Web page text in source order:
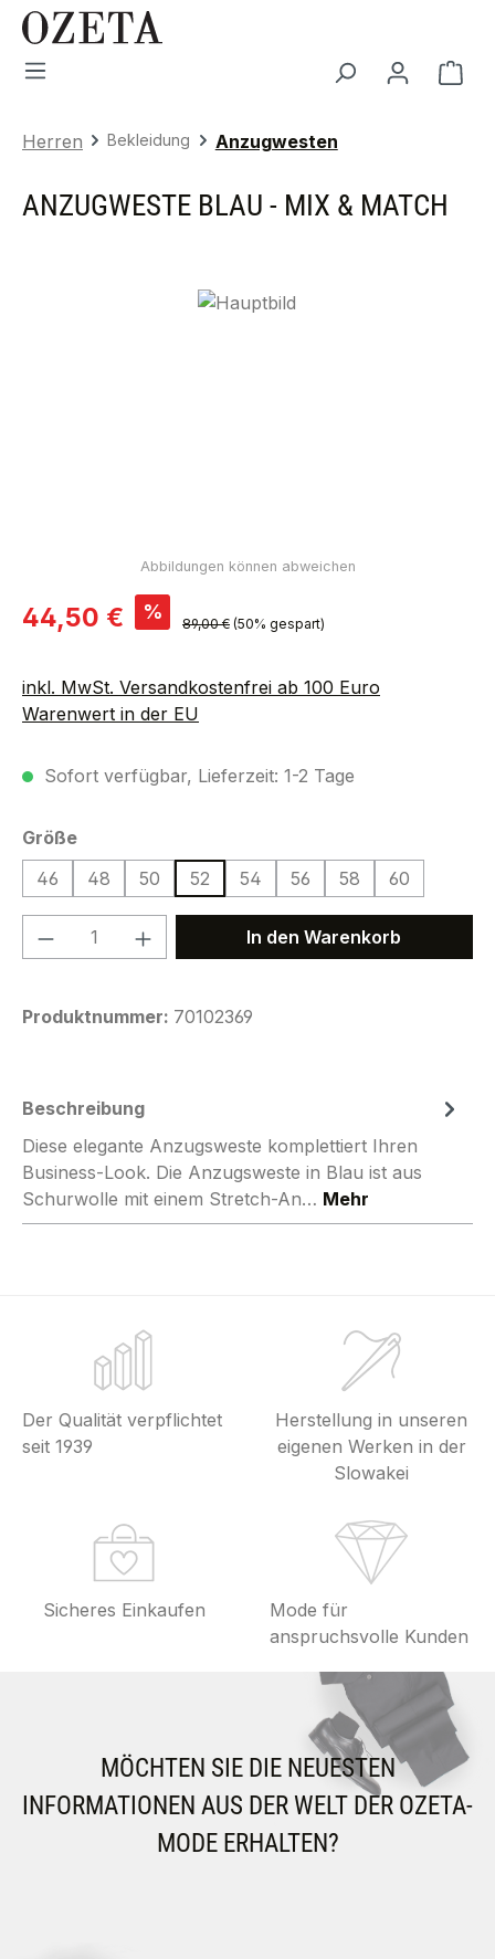
Zum Hauptinhalt springen
Herren Bekleidung Anzugwesten
ANZUGWESTE BLAU - MIX & MATCH
Bildergalerie überspringen
Verkaufspreis:
44,50 € % Regulärer Preis:
89,00 € (50% gespart)
inkl. MwSt. Versandkostenfrei ab 100 Euro
Warenwert in der EU
Sofort verfügbar, Lieferzeit: 1-2 Tage
Größeauswählen
46
48 50 52 54 56 58 60
Produkt Anzahl: Gib denIn den Warenkorb
Produktnummer: 70102369
Beschreibung
Diese elegante Anzugsweste komplettiert Ihren
Business-Look. Die Anzugsweste in Blau ist aus
Schurwolle mit einem Stretch-An… Mehr
Der Qualität verpflichtet
seit 1939
Herstellung in unseren
eigenen Werken in der
Slowakei
Sicheres Einkaufen
Mode für
anspruchsvolle Kunden
MÖCHTEN SIE DIE NEUESTEN
INFORMATIONEN AUS DER WELT DER OZETA-
MODE ERHALTEN?